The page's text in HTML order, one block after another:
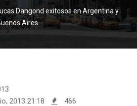
Dangond exitosos en Argentina y
Aires
2013 21:18
466